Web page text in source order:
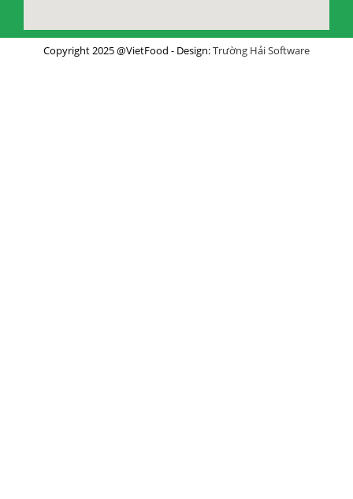
Copyright 2025 @VietFood - Design:Trường Hải Software